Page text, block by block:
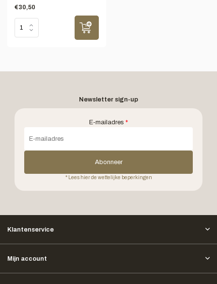
€30,50
Newsletter sign-up
E-mailadres *
Abonneer
* Lees hier de wettelijke beperkingen
Klantenservice
Mijn account